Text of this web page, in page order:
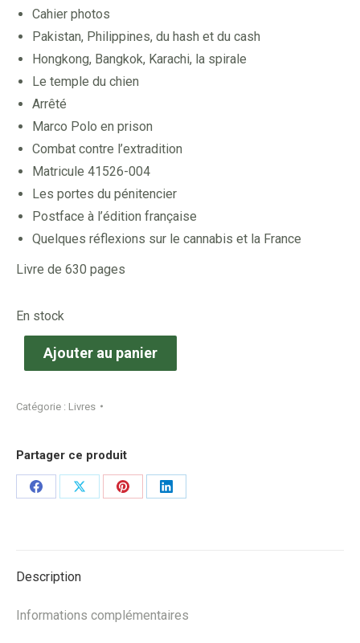
Cahier photos
Pakistan, Philippines, du hash et du cash
Hongkong, Bangkok, Karachi, la spirale
Le temple du chien
Arrêté
Marco Polo en prison
Combat contre l’extradition
Matricule 41526-004
Les portes du pénitencier
Postface à l’édition française
Quelques réflexions sur le cannabis et la France
Livre de 630 pages
En stock
Ajouter au panier
Catégorie : Livres
Partager ce produit
Share
Share
Share
Share
Description
Informations complémentaires